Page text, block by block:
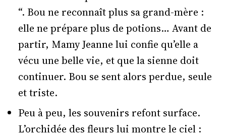
“. Bou ne reconnaît plus sa grand-mère :
elle ne prépare plus de potions… Avant de
partir, Mamy Jeanne lui confie qu’elle a
vécu une belle vie, et que la sienne doit
continuer. Bou se sent alors perdue, seule
et triste.
Peu à peu, les souvenirs refont surface.
L’orchidée des fleurs lui montre le ciel :